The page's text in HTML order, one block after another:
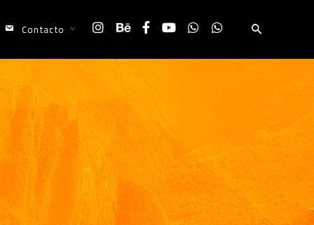
Contacto